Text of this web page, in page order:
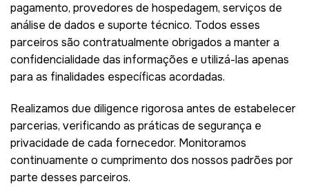
pagamento, provedores de hospedagem, serviços de
análise de dados e suporte técnico. Todos esses
parceiros são contratualmente obrigados a manter a
confidencialidade das informações e utilizá-las apenas
para as finalidades específicas acordadas.
Realizamos due diligence rigorosa antes de estabelecer
parcerias, verificando as práticas de segurança e
privacidade de cada fornecedor. Monitoramos
continuamente o cumprimento dos nossos padrões por
parte desses parceiros.